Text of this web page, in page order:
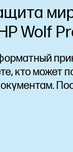
Wolf
кто может